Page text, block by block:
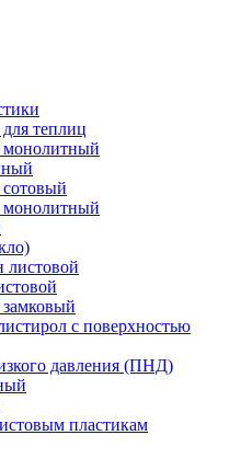
теплиц
монолитный
монолитный
листовой
с поверхностью
давления (ПНД)
пластикам